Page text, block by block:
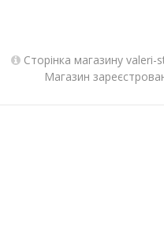
Сторінка магазину valeri-
Магазин